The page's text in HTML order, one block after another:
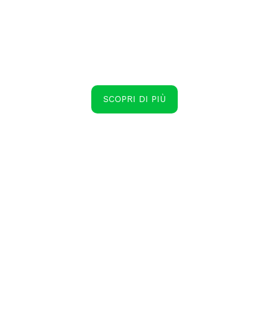
SCOPRI DI PIÙ